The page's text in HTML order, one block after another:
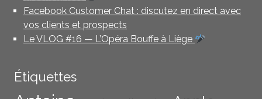
Facebook Customer Chat : discutez en direct avec
vos clients et prospects
Le VLOG #16 — L’Opéra Bouffe à Liège
Étiquettes